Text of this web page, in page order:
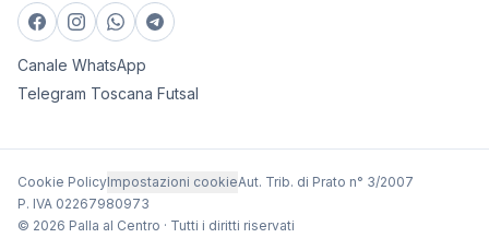
Canale WhatsApp
Telegram Toscana Futsal
Cookie PolicyImpostazioni cookieAut. Trib. di Prato n° 3/2007
P. IVA 02267980973
© 2026 Palla al Centro · Tutti i diritti riservati